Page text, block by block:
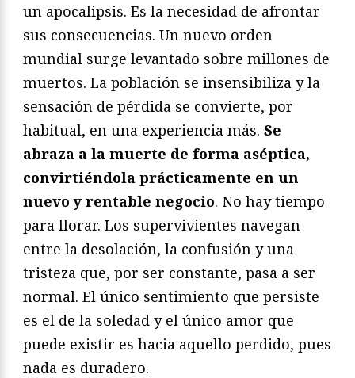
un apocalipsis. Es la necesidad de afrontar
sus consecuencias. Un nuevo orden
mundial surge levantado sobre millones de
muertos. La población se insensibiliza y la
sensación de pérdida se convierte, por
habitual, en una experiencia más. Se
abraza a la muerte de forma aséptica,
convirtiéndola prácticamente en un
nuevo y rentable negocio. No hay tiempo
para llorar. Los supervivientes navegan
entre la desolación, la confusión y una
tristeza que, por ser constante, pasa a ser
normal. El único sentimiento que persiste
es el de la soledad y el único amor que
puede existir es hacia aquello perdido, pues
nada es duradero.